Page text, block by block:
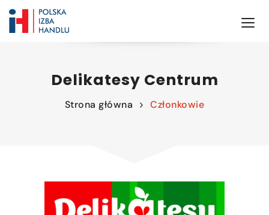
Delikatesy Centrum
Strona główna Członkowie